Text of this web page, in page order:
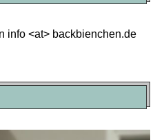
info <at> backbienchen.de